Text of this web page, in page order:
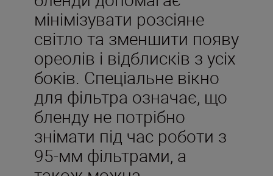
мінімізувати розсіяне
світло та зменшити появу
ореолів і відблисків з усіх
боків. Спеціальне вікно
для фільтра означає, що
бленду не потрібно
знімати під час роботи з
95-мм фільтрами, а